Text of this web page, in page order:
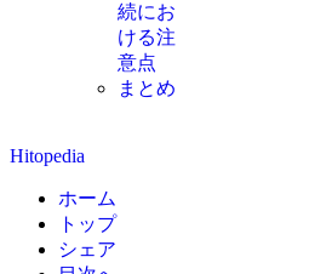
続にお
ける注
意点
まとめ
Hitopedia
ホーム
トップ
シェア